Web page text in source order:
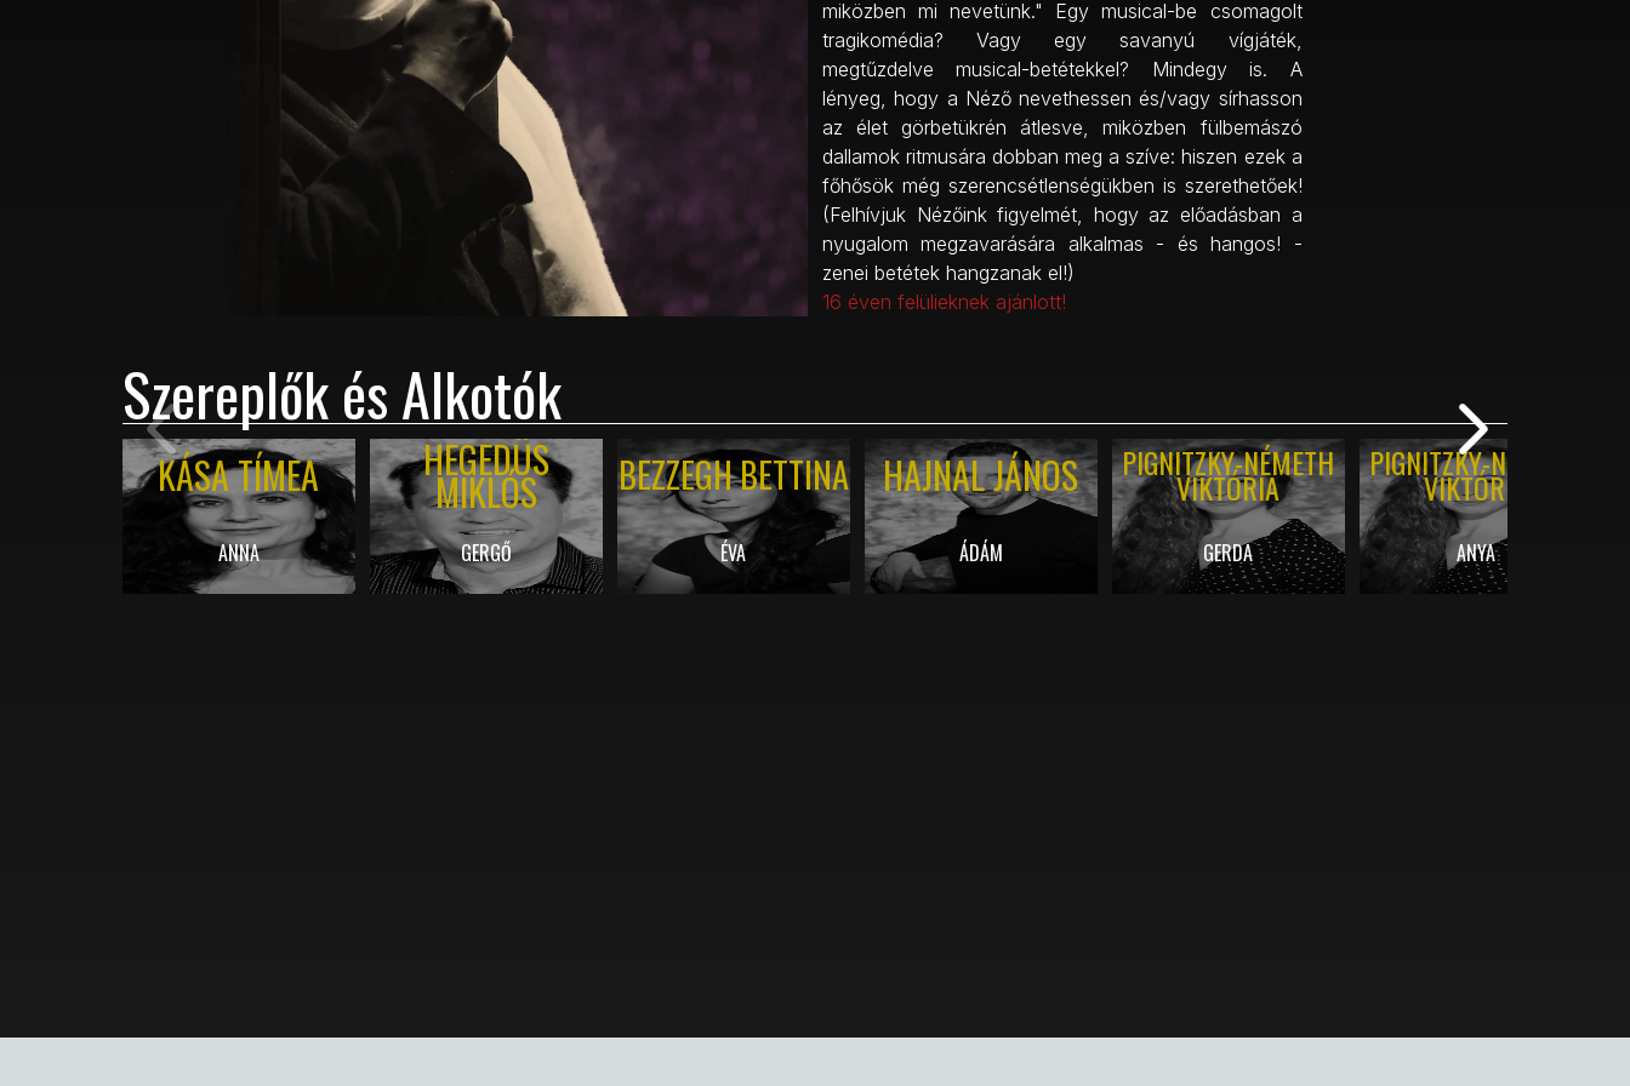
miközben mi nevetünk." Egy musical-be csomagolt
tragikomédia? Vagy egy savanyú vígjáték,
megtűzdelve musical-betétekkel? Mindegy is. A
lényeg, hogy a Néző nevethessen és/vagy sírhasson
az élet görbetükrén átlesve, miközben fülbemászó
dallamok ritmusára dobban meg a szíve: hiszen ezek a
főhősök még szerencsétlenségükben is szerethetőek!
(Felhívjuk Nézőink figyelmét, hogy az előadásban a
nyugalom megzavarására alkalmas - és hangos! -
zenei betétek hangzanak el!)
16 éven felülieknek ajánlott!
Szereplők és Alkotók
KÁSA TÍMEA
ANNA
HEGEDÜS
MIKLÓS
GERGŐ
BEZZEGH BETTINA
ÉVA
HAJNAL JÁNOS
ÁDÁM
PIGNITZKY-NÉMETH
VIKTÓRIA
GERDA
PIGNITZKY-NÉMETH
VIKTÓRIA
ANYA